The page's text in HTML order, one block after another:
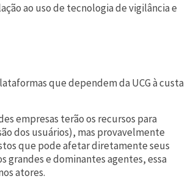
ao uso de tecnologia de vigilância e
que dependem da UCG à custa
empresas terão os recursos para
dos usuários), mas provavelmente
que pode afetar diretamente seus
grandes e dominantes agentes, essa
atores.